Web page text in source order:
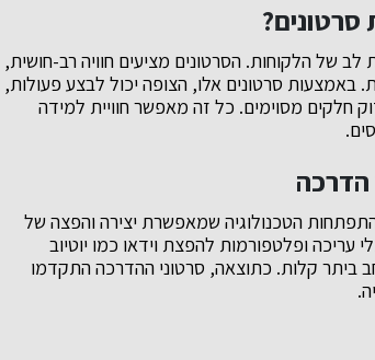
סרטונים?
של הלקוחות. הסרטונים מציעים חוויה רב-חושית,
סרטונים אלו, הצופה יכול לבצע פעולות,
חלקים מסוימים. כל זה מאפשר חוויית למידה
הדרכה
הטכנולוגיה שמאפשרת יצירה והפצה של
עריכה ופלטפורמות להפצת וידאו כמו יוטיוב
ביתר קלות. כתוצאה, סרטוני ההדרכה התקדמו